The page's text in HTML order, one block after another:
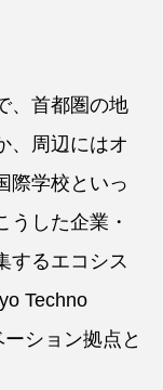
、首都圏の地
、周辺にはオ
際学校といっ
うした企業・
するエコシス
Techno
ション拠点と